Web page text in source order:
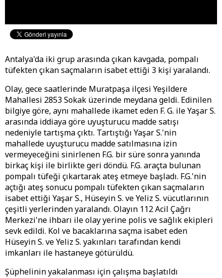
Antalya'da iki grup arasında çıkan kavgada, pompalı
tüfekten çıkan saçmaların isabet ettiği 3 kişi yaralandı.
Olay, gece saatlerinde Muratpaşa ilçesi Yeşildere
Mahallesi 2853 Sokak üzerinde meydana geldi. Edinilen
bilgiye göre, aynı mahallede ikamet eden F. G. ile Yaşar S.
arasında iddiaya göre uyuşturucu madde satışı
nedeniyle tartışma çıktı. Tartıştığı Yaşar S.'nin
mahallede uyuşturucu madde satılmasına izin
vermeyeceğini sinirlenen F.G. bir süre sonra yanında
birkaç kişi ile birlikte geri döndü. F.G. araçta bulunan
pompalı tüfeği çıkartarak ateş etmeye başladı. F.G.'nin
açtığı ateş sonucu pompalı tüfekten çıkan saçmaların
isabet ettiği Yaşar S., Hüseyin S. ve Yeliz S. vücutlarının
çeşitli yerlerinden yaralandı. Olayın 112 Acil Çağrı
Merkezi'ne ihbarı ile olay yerine polis ve sağlık ekipleri
sevk edildi. Kol ve bacaklarına saçma isabet eden
Hüseyin S. ve Yeliz S. yakınları tarafından kendi
imkanları ile hastaneye götürüldü.
Şüphelinin yakalanması için çalışma başlatıldı